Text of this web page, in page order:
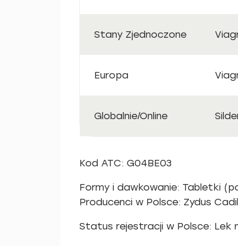
Stany Zjednoczone
Europa
Globalnie/Online
Kod ATC: G04BE03
Formy i dawkowanie: Tabletki
Producenci w Polsce: Zydus
Status rejestracji w Polsce: Lek